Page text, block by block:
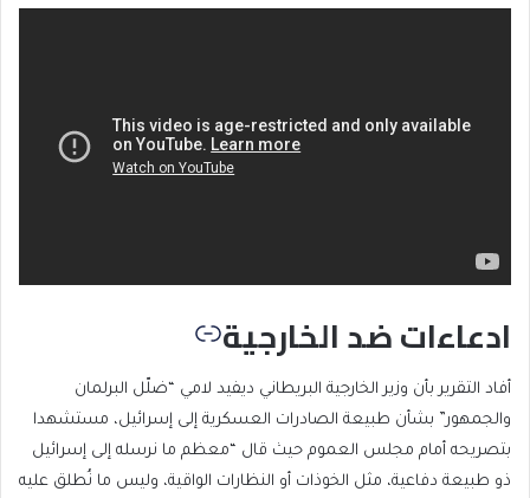
ادعاءات ضد الخارجية
أفاد التقرير بأن وزير الخارجية البريطاني ديفيد لامي “ضلّل البرلمان
والجمهور” بشأن طبيعة الصادرات العسكرية إلى إسرائيل، مستشهدا
بتصريحه أمام مجلس العموم حيث قال “معظم ما نرسله إلى إسرائيل
ذو طبيعة دفاعية، مثل الخوذات أو النظارات الواقية، وليس ما نُطلق عليه